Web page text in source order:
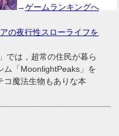
→ゲームランキングへ
の夜行性スローライフを
は，超常の住民が暮ら
ム「MoonlightPeaks」を
コ魔法生物もありな本